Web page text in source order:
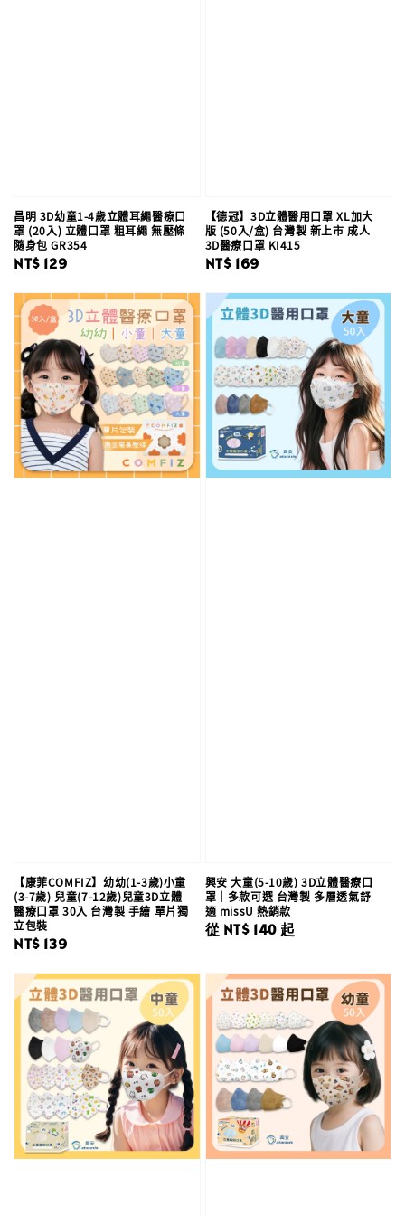
昌明 3D幼童1-4歲立體耳繩醫療口
罩 (20入) 立體口罩 粗耳繩 無壓條
隨身包 GR354
Regular
NT$ 129
【德冠】3D立體醫用口罩 XL加大
版 (50入/盒) 台灣製 新上市 成人
3D醫療口罩 KI415
Regular
NT$ 169
【康菲COMFIZ】幼幼(1-3歲)小童
(3-7歲) 兒童(7-12歲)兒童3D立體
醫療口罩 30入 台灣製 手繪 單片獨
立包裝
Regular
NT$ 139
興安 大童(5-10歲) 3D立體醫療口
罩｜多款可選 台灣製 多層透氣舒
適 missU 熱銷款
Regular
從 NT$ 140起